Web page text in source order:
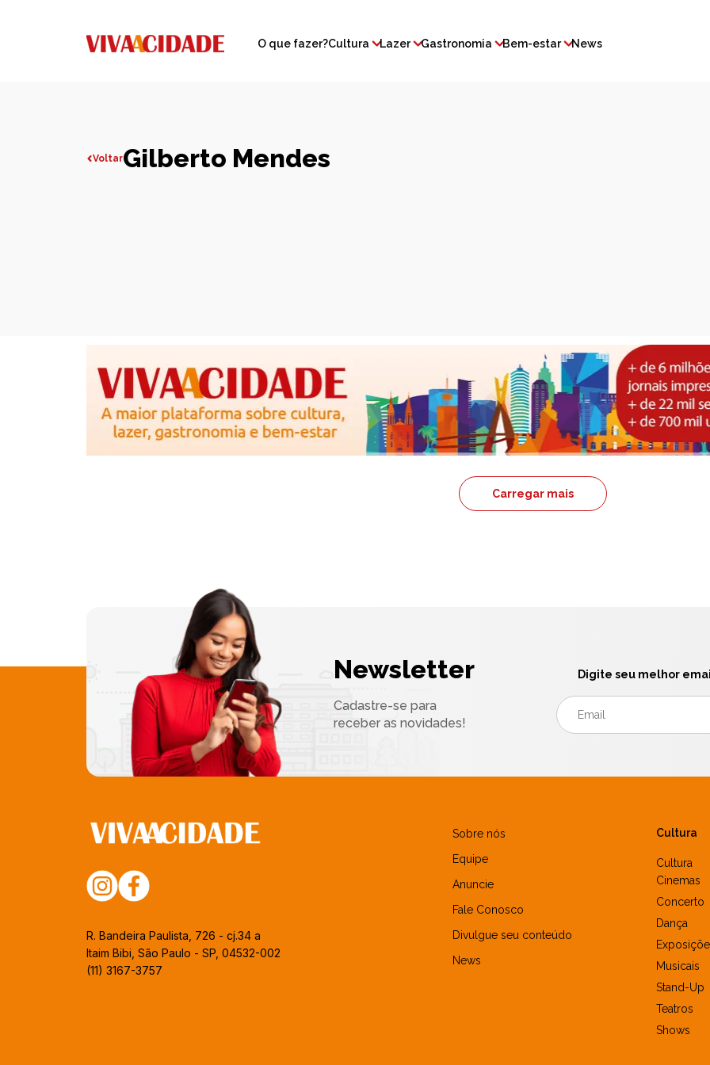
O que fazer?Cultura Lazer Gastronomia Bem-estar News
VoltarGilberto Mendes
Carregar mais
Newsletter
Cadastre-se para
receber as novidades!
Digite seu melhor
R. Bandeira Paulista, 726 - cj.34 a
Itaim Bibi, São Paulo - SP, 04532-002
(11) 3167-3757
Sobre nós
Equipe
Anuncie
Fale Conosco
Divulgue seu conteúdo
News
Cultura
Cultura
Cinemas
Concerto
Dança
Musicais
Stand-Up
Teatros
Shows